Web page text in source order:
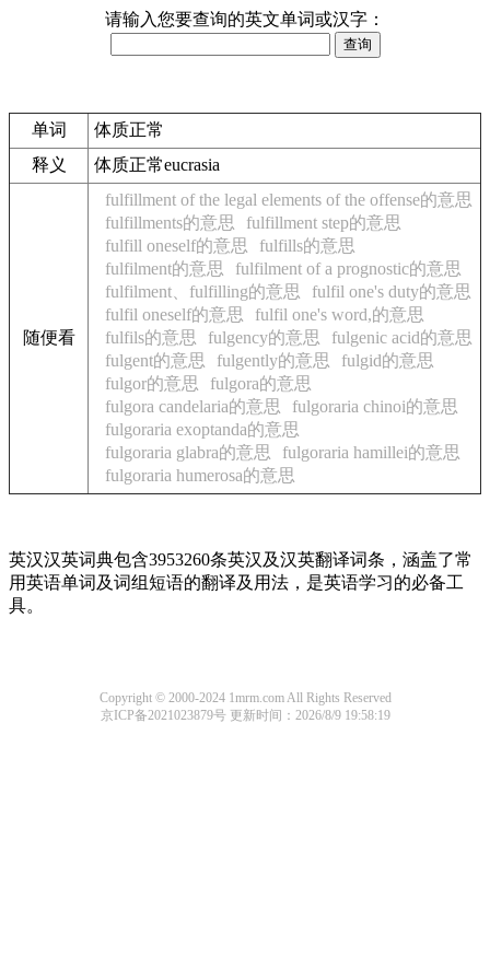
请输入您要查询的英文单词或汉字：
单词
体质正常
释义
体质正常eucrasia
随便看
fulfillment of the legal elements of the offense的意思
fulfillments的意思
fulfillment step的意思
fulfill oneself的意思
fulfills的意思
fulfilment的意思
fulfilment of a prognostic的意思
fulfilment、fulfilling的意思
fulfil one's duty的意思
fulfil oneself的意思
fulfil one's word,的意思
fulfils的意思
fulgency的意思
fulgenic acid的意思
fulgent的意思
fulgently的意思
fulgid的意思
fulgor的意思
fulgora的意思
fulgora candelaria的意思
fulgoraria chinoi的意思
fulgoraria exoptanda的意思
fulgoraria glabra的意思
fulgoraria hamillei的意思
fulgoraria humerosa的意思
英汉汉英词典包含3953260条英汉及汉英翻译词条，涵盖了常
用英语单词及词组短语的翻译及用法，是英语学习的必备工
具。
Copyright © 2000-2024 1mrm.com All Rights Reserved
京ICP备2021023879号 更新时间：2026/8/9 19:58:19